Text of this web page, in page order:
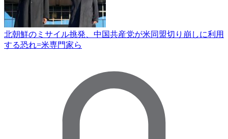
北朝鮮のミサイル挑発、中国共産党が米同盟切り崩しに利用
する恐れ=米専門家ら